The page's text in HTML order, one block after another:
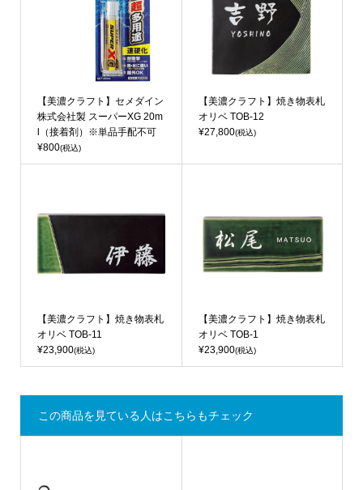
【美濃クラフト】セメダイン
株式会社製 スーパーXG 20m
l（接着剤）※単品手配不可
¥800(税込)
【美濃クラフト】焼き物表札
オリベ TOB-12
¥27,800(税込)
【美濃クラフト】焼き物表札
オリベ TOB-11
¥23,900(税込)
【美濃クラフト】焼き物表札
オリベ TOB-1
¥23,900(税込)
この商品を見ている人はこちらもチェック